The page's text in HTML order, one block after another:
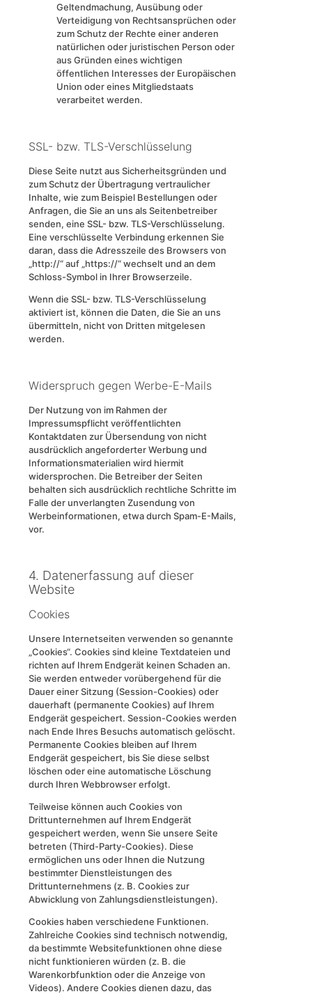
Geltendmachung, Ausübung oder
Verteidigung von Rechtsansprüchen oder
zum Schutz der Rechte einer anderen
natürlichen oder juristischen Person oder
aus Gründen eines wichtigen
öffentlichen Interesses der Europäischen
Union oder eines Mitgliedstaats
verarbeitet werden.
SSL- bzw. TLS-Verschlüsselung
Diese Seite nutzt aus Sicherheitsgründen und
zum Schutz der Übertragung vertraulicher
Inhalte, wie zum Beispiel Bestellungen oder
Anfragen, die Sie an uns als Seitenbetreiber
senden, eine SSL- bzw. TLS-Verschlüsselung.
Eine verschlüsselte Verbindung erkennen Sie
daran, dass die Adresszeile des Browsers von
„http://“ auf „https://“ wechselt und an dem
Schloss-Symbol in Ihrer Browserzeile.
Wenn die SSL- bzw. TLS-Verschlüsselung
aktiviert ist, können die Daten, die Sie an uns
übermitteln, nicht von Dritten mitgelesen
werden.
Widerspruch gegen Werbe-E-Mails
Der Nutzung von im Rahmen der
Impressumspflicht veröffentlichten
Kontaktdaten zur Übersendung von nicht
ausdrücklich angeforderter Werbung und
Informationsmaterialien wird hiermit
widersprochen. Die Betreiber der Seiten
behalten sich ausdrücklich rechtliche Schritte im
Falle der unverlangten Zusendung von
Werbeinformationen, etwa durch Spam-E-Mails,
vor.
4. Datenerfassung auf dieser
Website
Cookies
Unsere Internetseiten verwenden so genannte
„Cookies“. Cookies sind kleine Textdateien und
richten auf Ihrem Endgerät keinen Schaden an.
Sie werden entweder vorübergehend für die
Dauer einer Sitzung (Session-Cookies) oder
dauerhaft (permanente Cookies) auf Ihrem
Endgerät gespeichert. Session-Cookies werden
nach Ende Ihres Besuchs automatisch gelöscht.
Permanente Cookies bleiben auf Ihrem
Endgerät gespeichert, bis Sie diese selbst
löschen oder eine automatische Löschung
durch Ihren Webbrowser erfolgt.
Teilweise können auch Cookies von
Drittunternehmen auf Ihrem Endgerät
gespeichert werden, wenn Sie unsere Seite
betreten (Third-Party-Cookies). Diese
ermöglichen uns oder Ihnen die Nutzung
bestimmter Dienstleistungen des
Drittunternehmens (z. B. Cookies zur
Abwicklung von Zahlungsdienstleistungen).
Cookies haben verschiedene Funktionen.
Zahlreiche Cookies sind technisch notwendig,
da bestimmte Websitefunktionen ohne diese
nicht funktionieren würden (z. B. die
Warenkorbfunktion oder die Anzeige von
Videos). Andere Cookies dienen dazu, das